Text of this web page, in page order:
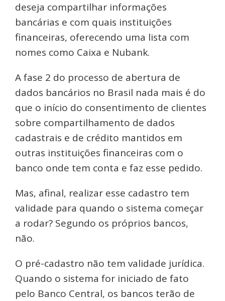
deseja compartilhar informações
bancárias e com quais instituições
financeiras, oferecendo uma lista com
nomes como Caixa e Nubank.
A fase 2 do processo de abertura de
dados bancários no Brasil nada mais é do
que o início do consentimento de clientes
sobre compartilhamento de dados
cadastrais e de crédito mantidos em
outras instituições financeiras com o
banco onde tem conta e faz esse pedido.
Mas, afinal, realizar esse cadastro tem
validade para quando o sistema começar
a rodar? Segundo os próprios bancos,
não.
O pré-cadastro não tem validade jurídica.
Quando o sistema for iniciado de fato
pelo Banco Central, os bancos terão de